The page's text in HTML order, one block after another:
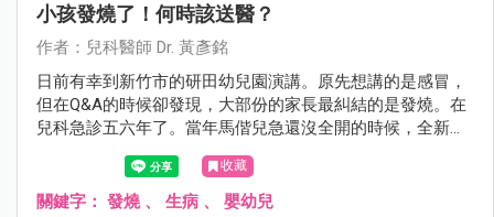
小孩發燒了！何時該送醫？
作者：兒科醫師 Dr. 黃彥銘
日前有幸到新竹市的研田幼兒園演講。原先想講的是感冒，
但在Q&A的時候卻發現，大部份的家長最糾結的是發燒。在
兒科急診五六年了。當年馬偕兒急還沒全開的時候，全新竹
縣市退不了燒的孩子幾乎全都擠來這裡，我想我還算有資格
在這裡教大家幾招，在面對發燒，爸媽如何處置與辨別方
法。
收藏
關鍵字： 發燒、 生病 、 嬰幼兒